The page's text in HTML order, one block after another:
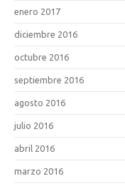
enero 2017
diciembre 2016
octubre 2016
septiembre 2016
agosto 2016
julio 2016
abril 2016
marzo 2016